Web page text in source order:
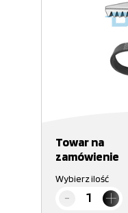
Towar na
zamówienie
Wybierz ilość